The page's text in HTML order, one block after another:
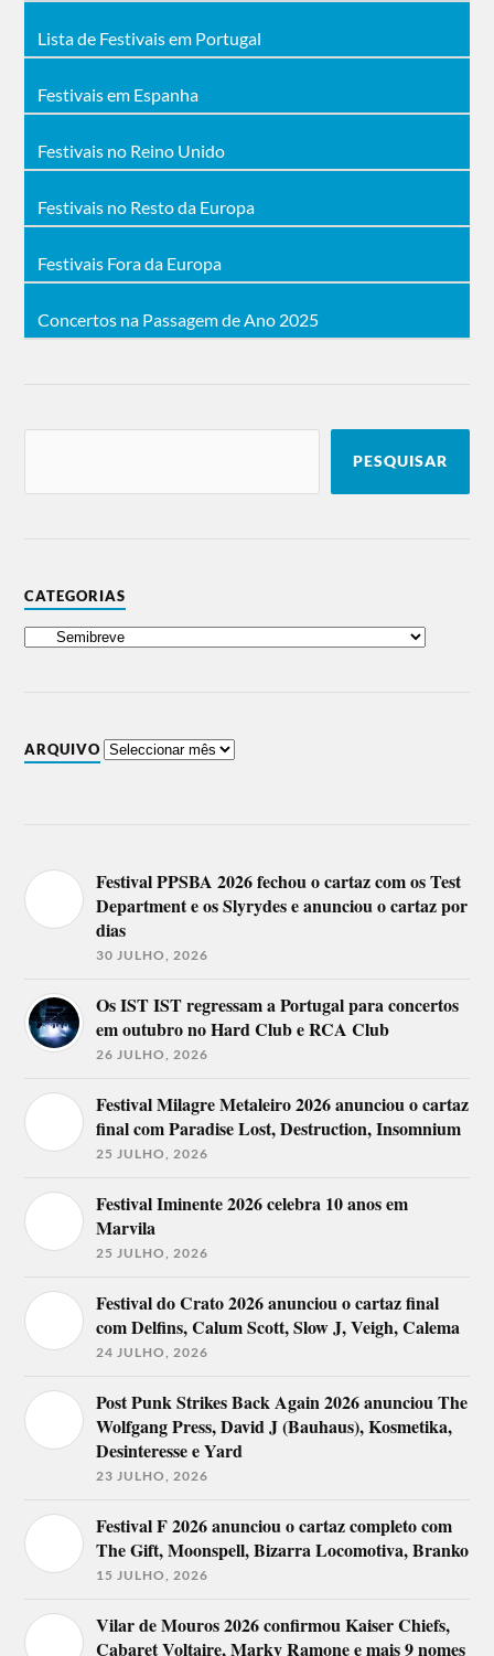
Lista de Festivais em Portugal
Festivais em Espanha
Festivais no Reino Unido
Festivais no Resto da Europa
Festivais Fora da Europa
Concertos na Passagem de Ano 2025
PESQUISAR
CATEGORIAS
ARQUIVO
Festival PPSBA 2026 fechou o cartaz com os Test
Department e os Slyrydes e anunciou o cartaz por
dias
30 JULHO, 2026
Os IST IST regressam a Portugal para concertos
em outubro no Hard Club e RCA Club
26 JULHO, 2026
Festival Milagre Metaleiro 2026 anunciou o cartaz
final com Paradise Lost, Destruction, Insomnium
25 JULHO, 2026
Festival Iminente 2026 celebra 10 anos em
Marvila
25 JULHO, 2026
Festival do Crato 2026 anunciou o cartaz final
com Delfins, Calum Scott, Slow J, Veigh, Calema
24 JULHO, 2026
Post Punk Strikes Back Again 2026 anunciou The
Wolfgang Press, David J (Bauhaus), Kosmetika,
Desinteresse e Yard
23 JULHO, 2026
Festival F 2026 anunciou o cartaz completo com
The Gift, Moonspell, Bizarra Locomotiva, Branko
15 JULHO, 2026
Vilar de Mouros 2026 confirmou Kaiser Chiefs,
Cabaret Voltaire, Marky Ramone e mais 9 nomes